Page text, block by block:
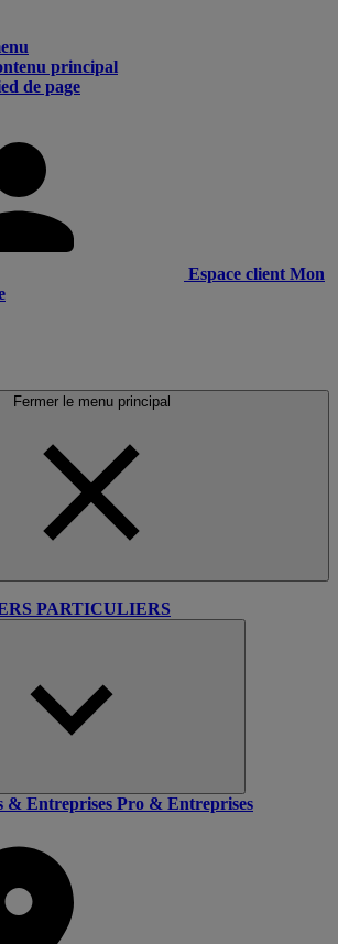
principal
de page
Espace client Mon
Fermer le menu principal
PARTICULIERS
& Entreprises Pro & Entreprises